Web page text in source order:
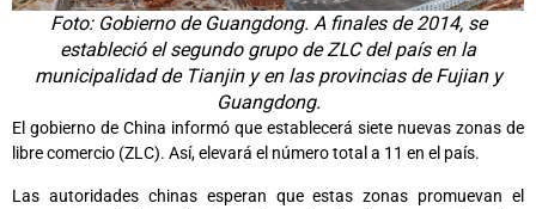
Foto: Gobierno de Guangdong. A finales de 2014, se
estableció el segundo grupo de ZLC del país en la
municipalidad de Tianjin y en las provincias de Fujian y
Guangdong.
El gobierno de China informó que establecerá siete nuevas zonas de
libre comercio (ZLC). Así, elevará el número total a 11 en el país.
Las autoridades chinas esperan que estas zonas promuevan el